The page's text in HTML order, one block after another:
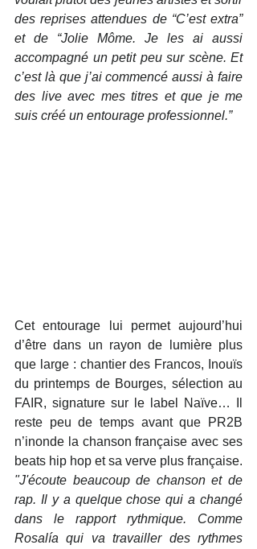
des reprises attendues de “C’est extra”
et de “Jolie Môme. Je les ai aussi
accompagné un petit peu sur scène. Et
c’est là que j’ai commencé aussi à faire
des live avec mes titres et que je me
suis créé un entourage professionnel.”
Cet entourage lui permet aujourd’hui
d’être dans un rayon de lumière plus
que large : chantier des Francos, Inouïs
du printemps de Bourges, sélection au
FAIR, signature sur le label Naïve… Il
reste peu de temps avant que PR2B
n’inonde la chanson française avec ses
beats hip hop et sa verve plus française.
"J'écoute beaucoup de chanson et de
rap. Il y a quelque chose qui a changé
dans le rapport rythmique. Comme
Rosalía qui va travailler des rythmes